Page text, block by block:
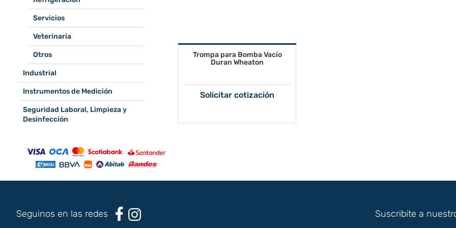
Trompa para Bomba Vacío
Duran Wheaton
Solicitar cotización
Servicios
Veterinaria
Otros
Industrial
Instrumentos de Medición
Seguridad Laboral, Limpieza y
Desinfección
Seguinos en las redes Suscribite a